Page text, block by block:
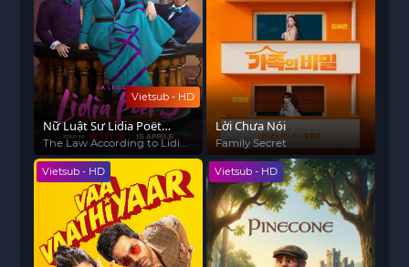
Vietsub - HD
Nữ Luật Sư Lidia Poët
(Phần 3)
The Law According to Lidia
Poët (Season 3)
Lời Chưa Nói
Family Secret
Vietsub - HD Vietsub - HD